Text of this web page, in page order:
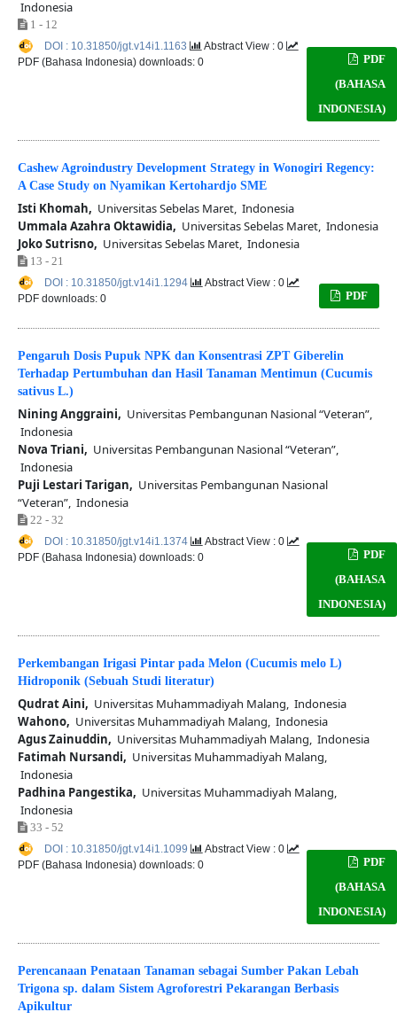
Indonesia
1 - 12
PDF
(BAHASA
INDONESIA)
DOI : 10.31850/jgt.v14i1.1163
Abstract View : 0
PDF (Bahasa Indonesia) downloads: 0
Cashew Agroindustry Development Strategy in Wonogiri Regency:
A Case Study on Nyamikan Kertohardjo SME
Isti Khomah, Universitas Sebelas Maret, Indonesia
Ummala Azahra Oktawidia, Universitas Sebelas Maret, Indonesia
Joko Sutrisno, Universitas Sebelas Maret, Indonesia
13 - 21
PDF
DOI : 10.31850/jgt.v14i1.1294
Abstract View : 0
PDF downloads: 0
Pengaruh Dosis Pupuk NPK dan Konsentrasi ZPT Giberelin
Terhadap Pertumbuhan dan Hasil Tanaman Mentimun (Cucumis
sativus L.)
Nining Anggraini, Universitas Pembangunan Nasional “Veteran”,
Indonesia
Nova Triani, Universitas Pembangunan Nasional “Veteran”,
Indonesia
Puji Lestari Tarigan, Universitas Pembangunan Nasional
“Veteran”, Indonesia
22 - 32
PDF
(BAHASA
INDONESIA)
DOI : 10.31850/jgt.v14i1.1374
Abstract View : 0
PDF (Bahasa Indonesia) downloads: 0
Perkembangan Irigasi Pintar pada Melon (Cucumis melo L)
Hidroponik (Sebuah Studi literatur)
Qudrat Aini, Universitas Muhammadiyah Malang, Indonesia
Wahono, Universitas Muhammadiyah Malang, Indonesia
Agus Zainuddin, Universitas Muhammadiyah Malang, Indonesia
Fatimah Nursandi, Universitas Muhammadiyah Malang,
Indonesia
Padhina Pangestika, Universitas Muhammadiyah Malang,
Indonesia
33 - 52
PDF
(BAHASA
INDONESIA)
DOI : 10.31850/jgt.v14i1.1099
Abstract View : 0
PDF (Bahasa Indonesia) downloads: 0
Perencanaan Penataan Tanaman sebagai Sumber Pakan Lebah
Trigona sp. dalam Sistem Agroforestri Pekarangan Berbasis
Apikultur